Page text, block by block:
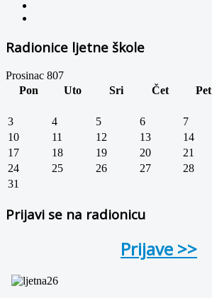
Radionice ljetne škole
Prosinac 807
Pon
Uto Sri Čet Pet
3
4 5 6 7
10
11 12 13 14
17
18 19 20 21
24
25 26 27 28
31
Prijavi se na radionicu
Prijave >>